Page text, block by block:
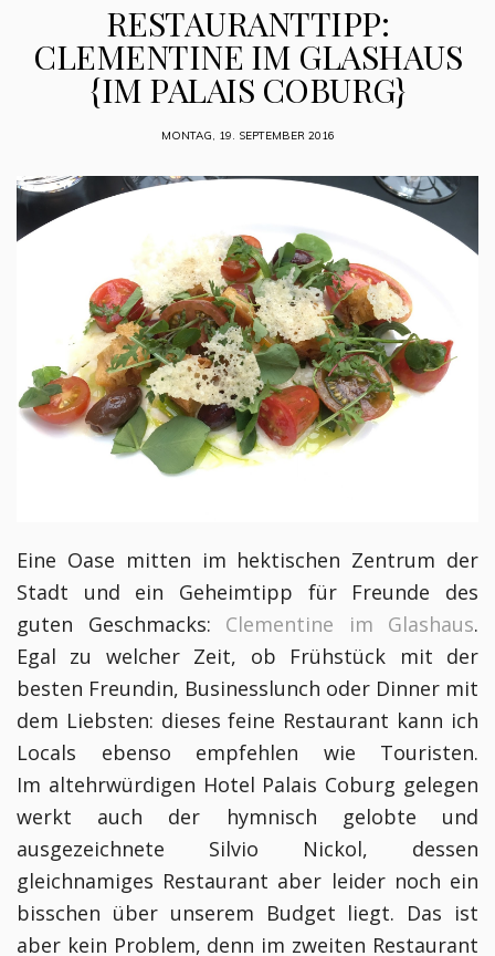
RESTAURANTTIPP:
CLEMENTINE IM GLASHAUS
{IM PALAIS COBURG}
MONTAG, 19. SEPTEMBER 2016
Eine Oase mitten im hektischen Zentrum der
Stadt und ein Geheimtipp für Freunde des
guten Geschmacks: Clementine im Glashaus.
Egal zu welcher Zeit, ob Frühstück mit der
besten Freundin, Businesslunch oder Dinner mit
dem Liebsten: dieses feine Restaurant kann ich
Locals ebenso empfehlen wie Touristen.
Im altehrwürdigen Hotel Palais Coburg gelegen
werkt auch der hymnisch gelobte und
ausgezeichnete Silvio Nickol, dessen
gleichnamiges Restaurant aber leider noch ein
bisschen über unserem Budget liegt. Das ist
aber kein Problem, denn im zweiten Restaurant